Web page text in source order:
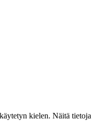
kielen. Näitä tietoja